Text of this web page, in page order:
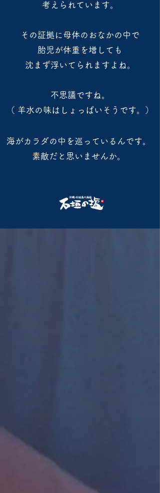
考えられています。
その証拠に母体のおなかの中で
胎児が体重を増しても
​沈まず浮いてられますよね。
​不思議ですね。
（ 羊水の味はしょっぱいそうです。）
海がカラダの中を巡っているんです。
​素敵だと思いませんか。